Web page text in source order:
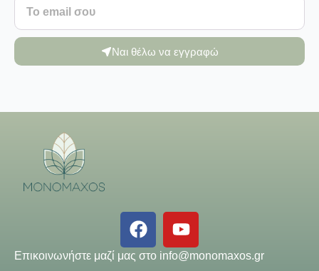
Ναι θέλω να εγγραφώ
Επικοινωνήστε μαζί μας στο info@monomaxos.gr